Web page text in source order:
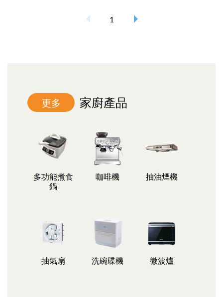
1
更多 家廚產品
多功能煮食
鍋
咖啡機 抽油煙機
抽氣扇 洗碗碟機 微波爐